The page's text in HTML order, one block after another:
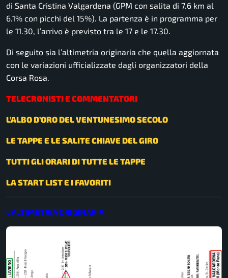
di Santa Cristina Valgardena (GPM con salita di 7.6 km al
6.1% con picchi del 15%). La partenza è in programma per
le 11.30, l’arrivo è previsto tra le 17 e le 17.30.
Di seguito sia l’altimetria originaria che quella aggiornata
con le variazioni ufficializzate dagli organizzatori della
Corsa Rosa.
TELECRONISTI E COMMENTATORI
L’ALBO D’ORO DEL VENTUNESIMO SECOLO
LE TAPPE E LE SALITE CHIAVE DEL GIRO
TUTTI GLI ORARI DI TUTTE LE TAPPE
LA START LIST E I FAVORITI
L’ALTIMETRIA ORIGINARIA